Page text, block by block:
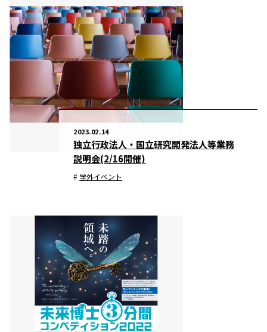
2023.02.14
独立行政法人・国立研究開発法人等業務
説明会(2/16開催)
学外イベント